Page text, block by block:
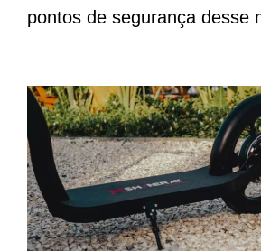
pontos de segurança desse